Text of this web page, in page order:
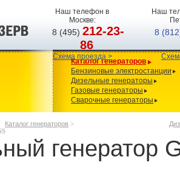
Наш телефон в
Москве:
8 (495)212-23-
86
Схема проезда >
Наш
8
Каталог генераторов
Бензиновые электростанции
Дизельные генераторы
Газовые генераторы
Сварочные генераторы
Каталог генераторов >
генератор